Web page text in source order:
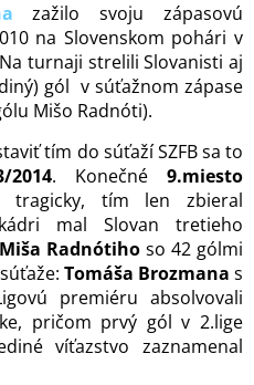
zažilo svoju zápasovú
na Slovenskom pohári v
turnaji strelili Slovanisti aj
gól v súťažnom zápase
Mišo Radnóti).
tím do súťaží SZFB sa to
2014. Konečné9.miesto
tragicky, tím len zbieral
mal Slovan tretieho
Miša Radnótiho so 42 gólmi
Tomáša Brozmana s
premiéru absolvovali
pričom prvý gól v 2.lige
víťazstvo zaznamenal